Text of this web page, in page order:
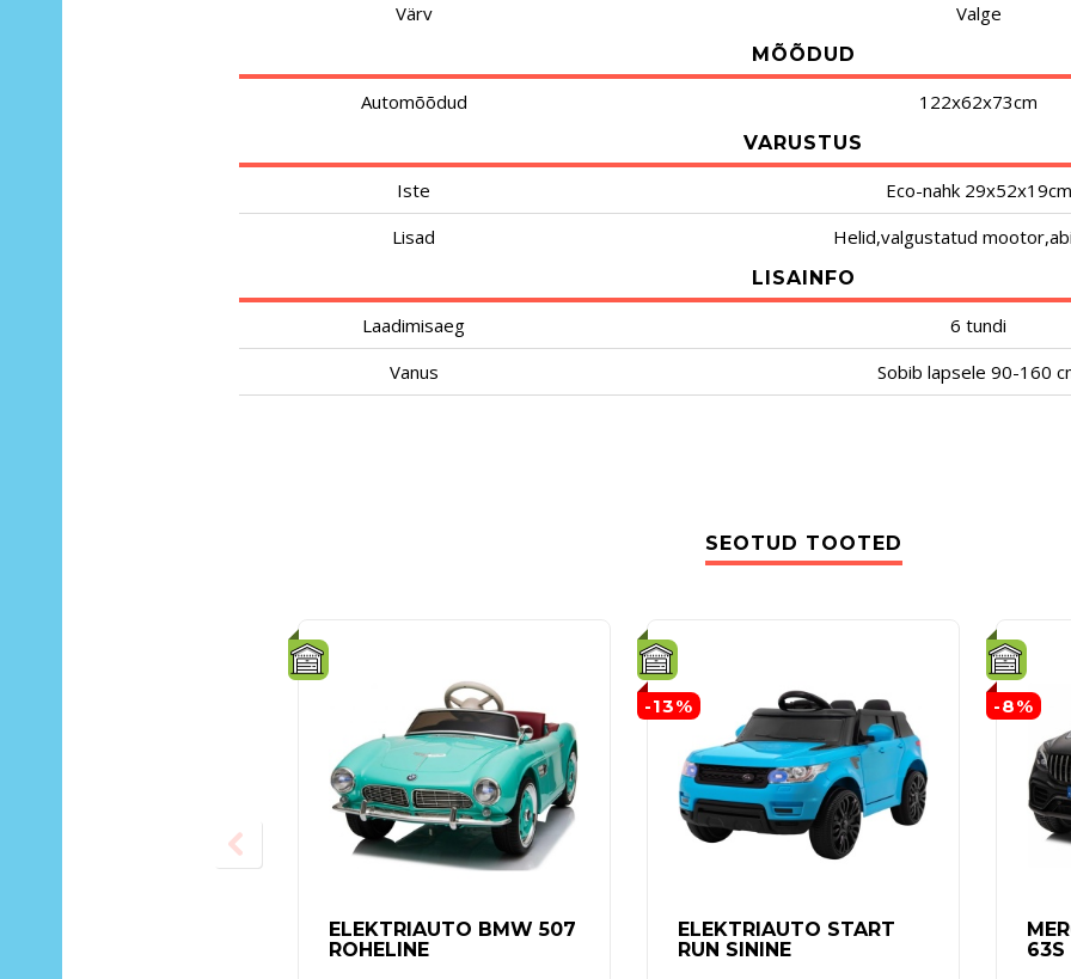
Värv
Valge
MÕÕDUD
Automõõdud 122x62x73cm
VARUSTUS
Iste
Eco-nahk 29x52x19cm
Lisad
Helid,valgustatud
LISAINFO
Laadimisaeg
6 tundi
Vanus
Sobib lapsele 90-160
SEOTUD TOOTED
ELEKTRIAUTO BMW 507
ROHELINE
-13%
ELEKTRIAUTO START
RUN SININE
-8%